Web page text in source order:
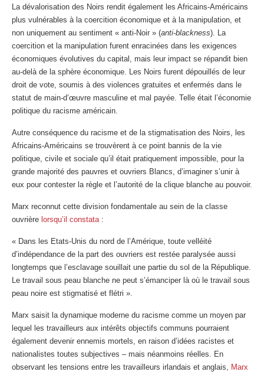
La dévalorisation des Noirs rendit également les Africains-Américains
plus vulnérables à la coercition économique et à la manipulation, et
non uniquement au sentiment « anti-Noir » (anti-blackness). La
coercition et la manipulation furent enracinées dans les exigences
économiques évolutives du capital, mais leur impact se répandit bien
au-delà de la sphère économique. Les Noirs furent dépouillés de leur
droit de vote, soumis à des violences gratuites et enfermés dans le
statut de main-d’œuvre masculine et mal payée. Telle était l’économie
politique du racisme américain.
Autre conséquence du racisme et de la stigmatisation des Noirs, les
Africains-Américains se trouvèrent à ce point bannis de la vie
politique, civile et sociale qu’il était pratiquement impossible, pour la
grande majorité des pauvres et ouvriers Blancs, d’imaginer s’unir à
eux pour contester la règle et l’autorité de la clique blanche au pouvoir.
Marx reconnut cette division fondamentale au sein de la classe
ouvrière lorsqu’il constata:
« Dans les Etats-Unis du nord de l’Amérique, toute velléité
d’indépendance de la part des ouvriers est restée paralysée aussi
longtemps que l’esclavage souillait une partie du sol de la République.
Le travail sous peau blanche ne peut s’émanciper là où le travail sous
peau noire est stigmatisé et flétri ».
Marx saisit la dynamique moderne du racisme comme un moyen par
lequel les travailleurs aux intérêts objectifs communs pourraient
également devenir ennemis mortels, en raison d’idées racistes et
nationalistes toutes subjectives – mais néanmoins réelles. En
observant les tensions entre les travailleurs irlandais et anglais, Marx